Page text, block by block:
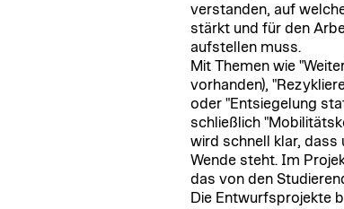
verstanden, auf
stärkt und für den
aufstellen muss.
Mit Themen wie
vorhanden),
oder "Entsiegelung
schließlich
wird schnell klar, dass
Wende steht. Im
das von den
Die Entwurfsprojekte